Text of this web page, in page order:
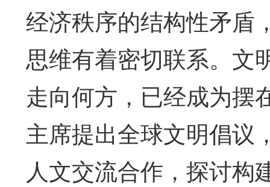
经济秩序的结构性矛盾
思维有着密切联系。文
走向何方，已经成为摆
主席提出全球文明倡议
人文交流合作，探讨构